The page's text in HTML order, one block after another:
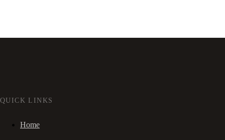
QUICK LINKS
Home